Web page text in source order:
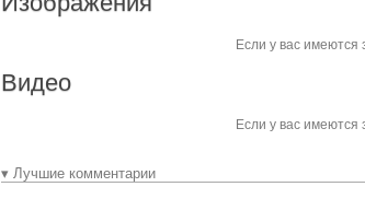
Если у вас имеются
Видео
Если у вас имеются
▾ Лучшие комментарии